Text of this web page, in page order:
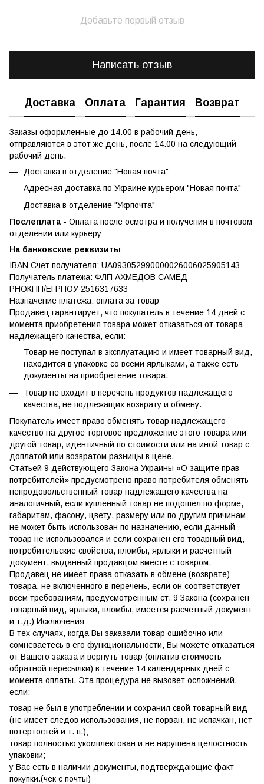
Добавьте первый отзыв
Написать отзыв
Доставка Оплата Гарантия Возврат
Заказы оформленные до 14.00 в рабочий день,
отправляются в этот же день, после 14.00 на следующий
рабочий день.
Доставка в отделение "Новая почта"
Адресная доставка по Украине курьером "Новая почта"
Доставка в отделение "Укрпочта"
Послеплата - Оплата после осмотра и получения в почтовом
отделении или курьеру
На банковские реквизиты
IBAN Счет получателя: UA093052990000026006025905143
Получатель платежа: ФЛП АХМЕДОВ САМЕД
РНОКПП/ЕГРПОУ 2516317633
Назначение платежа: оплата за товар
Продавец гарантирует, что покупатель в течение 14 дней с
момента приобретения товара может отказаться от товара
надлежащего качества, если:
Товар не поступал в эксплуатацию и имеет товарный вид,
находится в упаковке со всеми ярлыками, а также есть
документы на приобретение товара.
Товар не входит в перечень продуктов надлежащего
качества, не подлежащих возврату и обмену.
Покупатель имеет право обменять товар надлежащего
качество на другое торговое предложение этого товара или
другой товар, идентичный по стоимости или на иной товар с
доплатой или возвратом разницы в цене.
Статьей 9 действующего Закона Украины «О защите прав
потребителей» предусмотрено право потребителя обменять
непродовольственный товар надлежащего качества на
аналогичный, если купленный товар не подошел по форме,
габаритам, фасону, цвету, размеру или по другим причинам
не может быть использован по назначению, если данный
товар не использовался и если сохранен его товарный вид,
потребительские свойства, пломбы, ярлыки и расчетный
документ, выданный продавцом вместе с товаром.
Продавец не имеет права отказать в обмене (возврате)
товара, не включенного в перечень, если он соответствует
всем требованиям, предусмотренным ст. 9 Закона (сохранен
товарный вид, ярлыки, пломбы, имеется расчетный документ
и т.д.) Исключения
В тех случаях, когда Вы заказали товар ошибочно или
сомневаетесь в его функциональности, Вы можете отказаться
от Вашего заказа и вернуть товар (оплатив стоимость
обратной пересылки) в течение 14 календарных дней с
момента оплаты. Эта процедура не вызовет осложнений,
если:
товар не был в употреблении и сохранил свой товарный вид
(не имеет следов использования, не порван, не испачкан, нет
потёртостей и т. п.);
товар полностью укомплектован и не нарушена целостность
упаковки;
у Вас есть в наличии документы, подтверждающие факт
покупки.(чек с почты)